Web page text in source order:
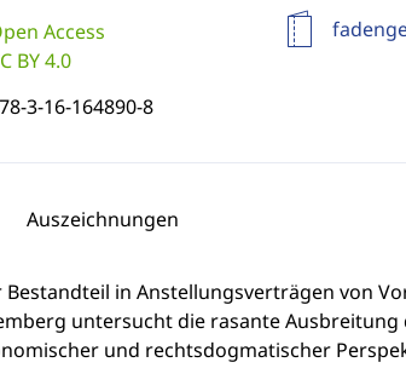
Access
BY 4.0
3-16-164890-8
Auszeichnungen
in Anstellungsverträgen von
untersucht die rasante Ausbreitung
und rechtsdogmatischer